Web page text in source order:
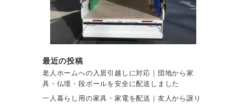
最近の投稿
老人ホームへの入居引越しに対応｜団地から家
具・仏壇・段ボールを安全に配送しました
一人暮らし用の家具・家電を配送｜友人から譲り